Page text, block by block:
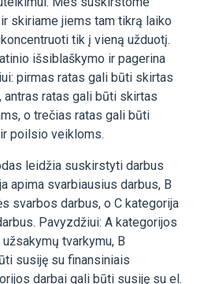
skiriame jiems tam tikrą laiko
tik į vieną užduotį.
išsiblaškymo ir pagerina
pirmas ratas gali būti skirtas
ratas gali būti skirtas
o trečias ratas gali būti
poilsio veikloms.
leidžia suskirstyti darbus
apima svarbiausius darbus, B
svarbos darbus, o C kategorija
Pavyzdžiui: A kategorijos
tvarkymu, B
susiję su finansiniais
darbai gali būti susiję su el.